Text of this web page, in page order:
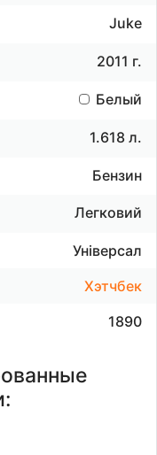
Juke
2011 г.
Белый
1.618 л.
Бензин
Легковий
Універсал
Хэтчбек
1890